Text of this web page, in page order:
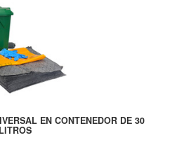
EN CONTENEDOR DE 30
LITROS